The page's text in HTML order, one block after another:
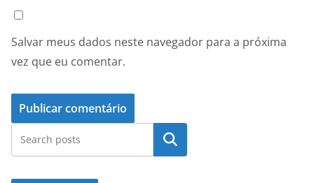
Salvar meus dados neste navegador para a próxima
vez que eu comentar.
Pesquisar